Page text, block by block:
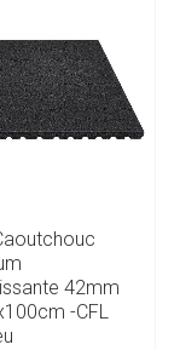
42mm
-CFL